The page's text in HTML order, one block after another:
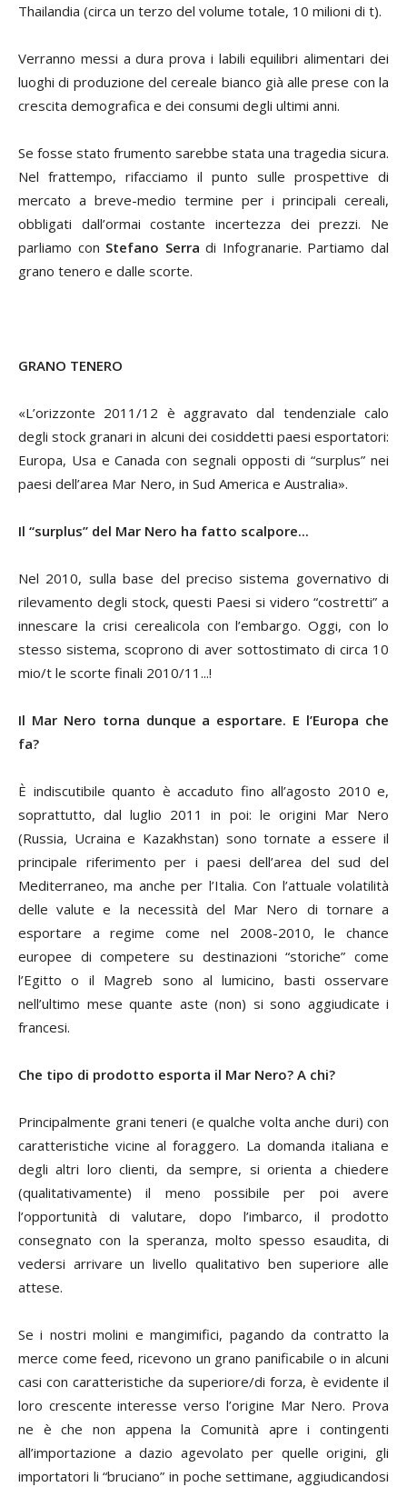
Thailandia (circa un terzo del volume totale, 10 milioni di t).
Verranno messi a dura prova i labili equilibri alimentari dei
luoghi di produzione del cereale bianco già alle prese con la
crescita demografica e dei consumi degli ultimi anni.
Se fosse stato frumento sarebbe stata una tragedia sicura.
Nel frattempo, rifacciamo il punto sulle prospettive di
mercato a breve-medio termine per i principali cereali,
obbligati dall’ormai costante incertezza dei prezzi. Ne
parliamo con Stefano Serra di Infogranarie. Partiamo dal
grano tenero e dalle scorte.
GRANO TENERO
«L’orizzonte 2011/12 è aggravato dal tendenziale calo
degli stock granari in alcuni dei cosiddetti paesi esportatori:
Europa, Usa e Canada con segnali opposti di “surplus” nei
paesi dell’area Mar Nero, in Sud America e Australia».
Il “surplus” del Mar Nero ha fatto scalpore...
Nel 2010, sulla base del preciso sistema governativo di
rilevamento degli stock, questi Paesi si videro “costretti” a
innescare la crisi cerealicola con l’embargo. Oggi, con lo
stesso sistema, scoprono di aver sottostimato di circa 10
mio/t le scorte finali 2010/11...!
Il Mar Nero torna dunque a esportare. E l’Europa che
fa?
È indiscutibile quanto è accaduto fino all’agosto 2010 e,
soprattutto, dal luglio 2011 in poi: le origini Mar Nero
(Russia, Ucraina e Kazakhstan) sono tornate a essere il
principale riferimento per i paesi dell’area del sud del
Mediterraneo, ma anche per l’Italia. Con l’attuale volatilità
delle valute e la necessità del Mar Nero di tornare a
esportare a regime come nel 2008-2010, le chance
europee di competere su destinazioni “storiche” come
l’Egitto o il Magreb sono al lumicino, basti osservare
nell’ultimo mese quante aste (non) si sono aggiudicate i
francesi.
Che tipo di prodotto esporta il Mar Nero? A chi?
Principalmente grani teneri (e qualche volta anche duri) con
caratteristiche vicine al foraggero. La domanda italiana e
degli altri loro clienti, da sempre, si orienta a chiedere
(qualitativamente) il meno possibile per poi avere
l’opportunità di valutare, dopo l’imbarco, il prodotto
consegnato con la speranza, molto spesso esaudita, di
vedersi arrivare un livello qualitativo ben superiore alle
attese.
Se i nostri molini e mangimifici, pagando da contratto la
merce comefeed, ricevono un grano panificabile o in alcuni
casi con caratteristiche da superiore/di forza, è evidente il
loro crescente interesse verso l’origine Mar Nero. Prova
ne è che non appena la Comunità apre i contingenti
all’importazione a dazio agevolato per quelle origini, gli
importatori li “bruciano” in poche settimane, aggiudicandosi